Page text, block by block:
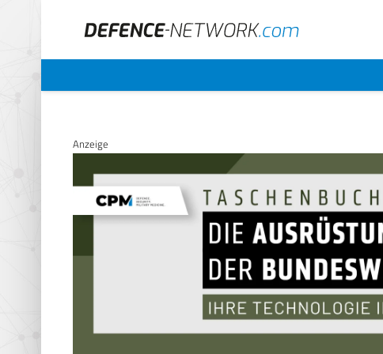
Anzeige